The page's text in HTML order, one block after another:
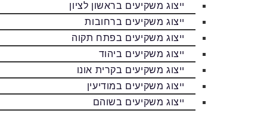
ייצוג משקיעים בראשון לציון
ייצוג משקיעים ברחובות
ייצוג משקיעים בפתח תקוה
ייצוג משקיעים ביהוד
ייצוג משקיעים בקרית אונו
ייצוג משקיעים במודיעין
ייצוג משקיעים בשוהם